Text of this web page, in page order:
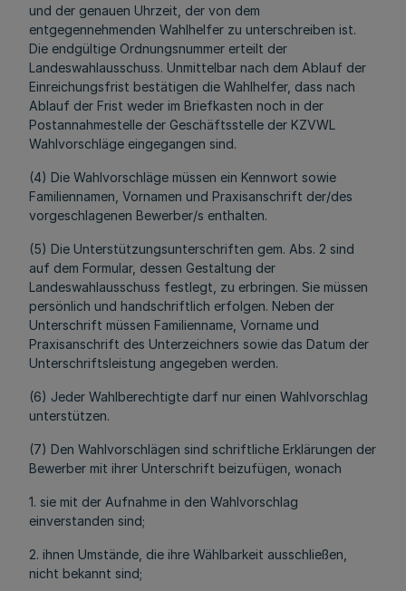
und der genauen Uhrzeit, der von dem
entgegennehmenden Wahlhelfer zu unterschreiben ist.
Die endgültige Ordnungsnummer erteilt der
Landeswahlausschuss. Unmittelbar nach dem Ablauf der
Einreichungsfrist bestätigen die Wahlhelfer, dass nach
Ablauf der Frist weder im Briefkasten noch in der
Postannahmestelle der Geschäftsstelle der KZVWL
Wahlvorschläge eingegangen sind.
(4) Die Wahlvorschläge müssen ein Kennwort sowie
Familiennamen, Vornamen und Praxisanschrift der/des
vorgeschlagenen Bewerber/s enthalten.
(5) Die Unterstützungsunterschriften gem. Abs. 2 sind
auf dem Formular, dessen Gestaltung der
Landeswahlausschuss festlegt, zu erbringen. Sie müssen
persönlich und handschriftlich erfolgen. Neben der
Unterschrift müssen Familienname, Vorname und
Praxisanschrift des Unterzeichners sowie das Datum der
Unterschriftsleistung angegeben werden.
(6) Jeder Wahlberechtigte darf nur einen Wahlvorschlag
unterstützen.
(7) Den Wahlvorschlägen sind schriftliche Erklärungen der
Bewerber mit ihrer Unterschrift beizufügen, wonach
1. sie mit der Aufnahme in den Wahlvorschlag
einverstanden sind;
2. ihnen Umstände, die ihre Wählbarkeit ausschließen,
nicht bekannt sind;